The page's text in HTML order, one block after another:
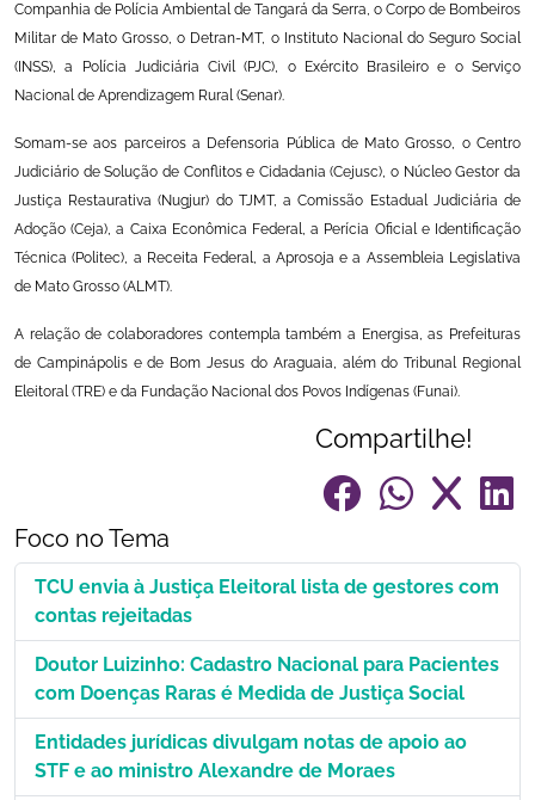
Companhia de Polícia Ambiental de Tangará da Serra, o Corpo de Bombeiros
Militar de Mato Grosso, o Detran-MT, o Instituto Nacional do Seguro Social
(INSS), a Polícia Judiciária Civil (PJC), o Exército Brasileiro e o Serviço
Nacional de Aprendizagem Rural (Senar).
Somam-se aos parceiros a Defensoria Pública de Mato Grosso, o Centro
Judiciário de Solução de Conflitos e Cidadania (Cejusc), o Núcleo Gestor da
Justiça Restaurativa (Nugjur) do TJMT, a Comissão Estadual Judiciária de
Adoção (Ceja), a Caixa Econômica Federal, a Perícia Oficial e Identificação
Técnica (Politec), a Receita Federal, a Aprosoja e a Assembleia Legislativa
de Mato Grosso (ALMT).
A relação de colaboradores contempla também a Energisa, as Prefeituras
de Campinápolis e de Bom Jesus do Araguaia, além do Tribunal Regional
Eleitoral (TRE) e da Fundação Nacional dos Povos Indígenas (Funai).
Compartilhe!
Foco no Tema
TCU envia à Justiça Eleitoral lista de gestores com
contas rejeitadas
Doutor Luizinho: Cadastro Nacional para Pacientes
com Doenças Raras é Medida de Justiça Social
Entidades jurídicas divulgam notas de apoio ao
STF e ao ministro Alexandre de Moraes